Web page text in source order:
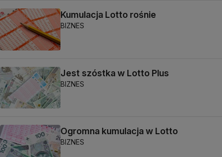
Kumulacja Lotto rośnie
BIZNES
Jest szóstka w Lotto Plus
BIZNES
Ogromna kumulacja w Lotto
BIZNES